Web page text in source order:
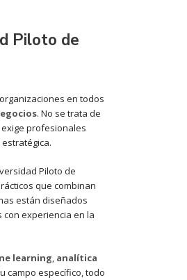
Piloto de
en todos
. No se trata de
profesionales
Piloto de
que combinan
están diseñados
experiencia en la
learning, analítica
campo específico, todo